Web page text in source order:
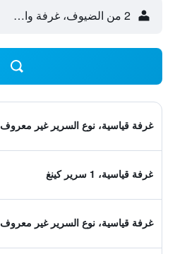
2 من الضيوف، غرفة واحدة
غرفة قياسية، نوع السرير غير معروف
غرفة قياسية، 1 سرير كينغ
غرفة قياسية، نوع السرير غير معروف